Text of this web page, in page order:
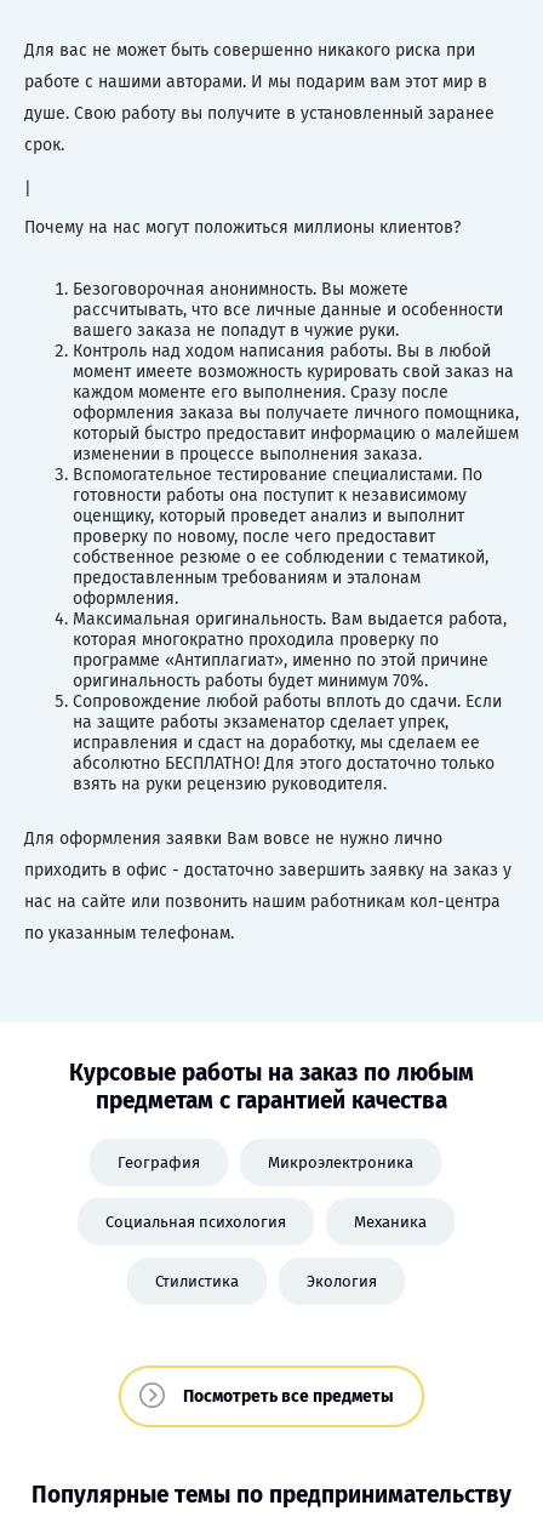
Для вас не может быть совершенно никакого риска при
работе с нашими авторами. И мы подарим вам этот мир в
душе. Свою работу вы получите в установленный заранее
срок.
Почему на нас могут положиться миллионы клиентов?
Безоговорочная анонимность. Вы можете
рассчитывать, что все личные данные и особенности
вашего заказа не попадут в чужие руки.
Контроль над ходом написания работы. Вы в любой
момент имеете возможность курировать свой заказ на
каждом моменте его выполнения. Сразу после
оформления заказа вы получаете личного помощника,
который быстро предоставит информацию о малейшем
изменении в процессе выполнения заказа.
Вспомогательное тестирование специалистами. По
готовности работы она поступит к независимому
оценщику, который проведет анализ и выполнит
проверку по новому, после чего предоставит
собственное резюме о ее соблюдении с тематикой,
предоставленным требованиям и эталонам
оформления.
Максимальная оригинальность. Вам выдается работа,
которая многократно проходила проверку по
программе «Антиплагиат», именно по этой причине
оригинальность работы будет минимум 70%.
Сопровождение любой работы вплоть до сдачи. Если
на защите работы экзаменатор сделает упрек,
исправления и сдаст на доработку, мы сделаем ее
абсолютно БЕСПЛАТНО! Для этого достаточно только
взять на руки рецензию руководителя.
Для оформления заявки Вам вовсе не нужно лично
приходить в офис - достаточно завершить заявку на заказ у
нас на сайте или позвонить нашим работникам кол-центра
по указанным телефонам.
Курсовые работы на заказ по любым
предметам с гарантией качества
География Микроэлектроника
Социальная психология Механика
Стилистика Экология
Посмотреть все предметы
Популярные темы по предпринимательству